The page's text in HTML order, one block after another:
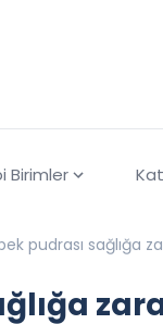
Birimler
pudrası sağlığa